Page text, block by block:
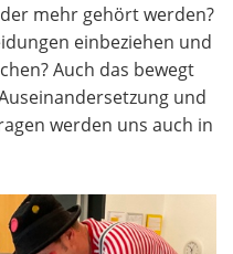
mehr gehört werden?
einbeziehen und
Auch das bewegt
und
werden uns auch in